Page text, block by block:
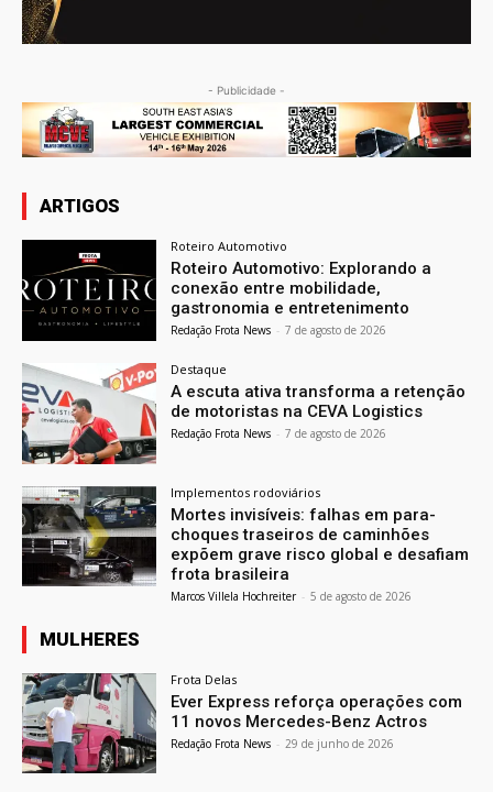
- Publicidade -
ARTIGOS
Roteiro Automotivo
Roteiro Automotivo: Explorando a
conexão entre mobilidade,
gastronomia e entretenimento
Redação Frota News - 7 de agosto de 2026
Destaque
A escuta ativa transforma a retenção
de motoristas na CEVA Logistics
Redação Frota News - 7 de agosto de 2026
Implementos rodoviários
Mortes invisíveis: falhas em para-
choques traseiros de caminhões
expõem grave risco global e desafiam
frota brasileira
Marcos Villela Hochreiter - 5 de agosto de 2026
MULHERES
Frota Delas
Ever Express reforça operações com
11 novos Mercedes-Benz Actros
Redação Frota News - 29 de junho de 2026